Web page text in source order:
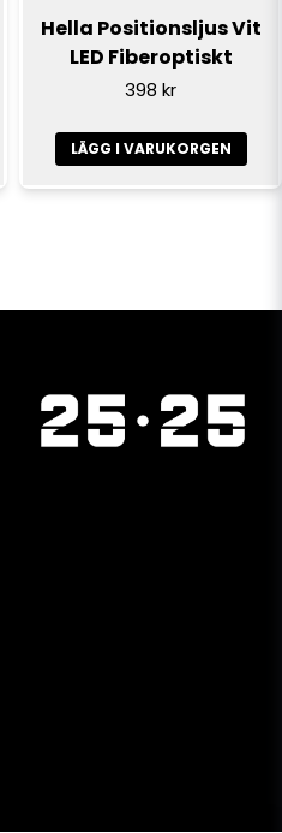
Hella Positionsljus Vit
LED Fiberoptiskt
398 kr
LÄGG I VARUKORGEN